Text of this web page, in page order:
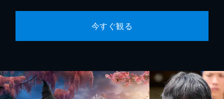
今すぐ観る